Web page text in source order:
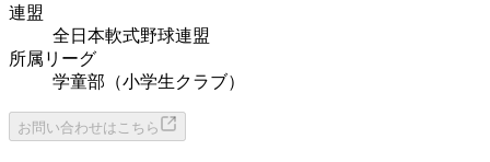
連盟
全日本軟式野球連盟
所属リーグ
学童部（小学生クラブ）
お問い合わせはこちら